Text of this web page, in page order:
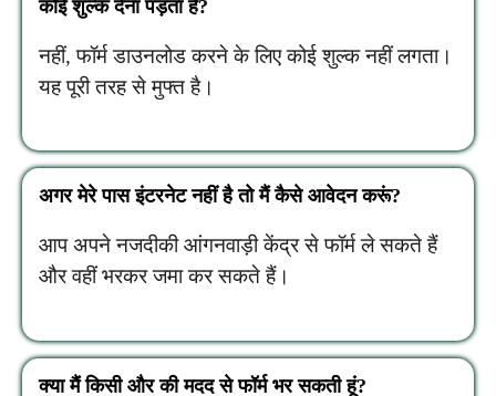
कोई शुल्क देना पड़ता है?
नहीं, फॉर्म डाउनलोड करने के लिए कोई शुल्क नहीं लगता।
यह पूरी तरह से मुफ्त है।
अगर मेरे पास इंटरनेट नहीं है तो मैं कैसे आवेदन करूं?
आप अपने नजदीकी आंगनवाड़ी केंद्र से फॉर्म ले सकते हैं
और वहीं भरकर जमा कर सकते हैं।
क्या मैं किसी और की मदद से फॉर्म भर सकती हूं?